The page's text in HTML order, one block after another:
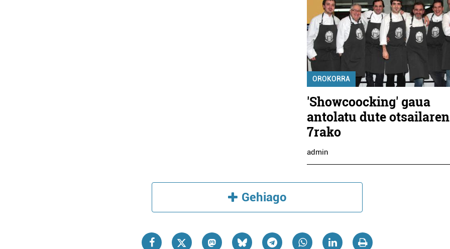
OROKORRA
'Showcoocking' gaua
antolatu dute otsailaren
7rako
admin
Gehiago